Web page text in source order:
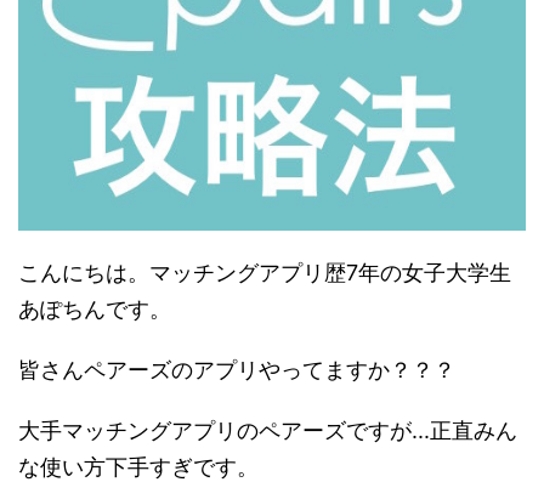
こんにちは。マッチングアプリ歴7年の女子大学生
あぽちんです。
皆さんペアーズのアプリやってますか？？？
大手マッチングアプリのペアーズですが...正直みん
な使い方下手すぎです。